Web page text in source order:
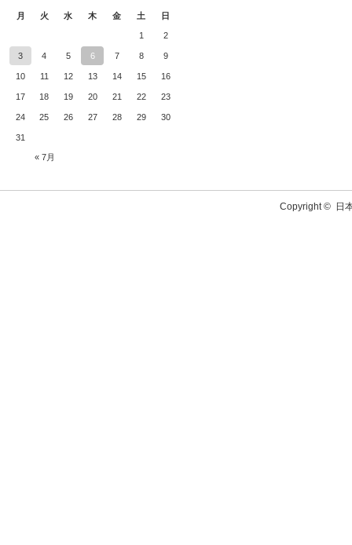
月 火 水 木 金 土 日
« 7月
1 2
3 4 5 6 7 8 9
10 11 12 13 14 15 16
17 18 19 20 21 22 23
24 25 26 27 28 29 30
31
Copyright © 日